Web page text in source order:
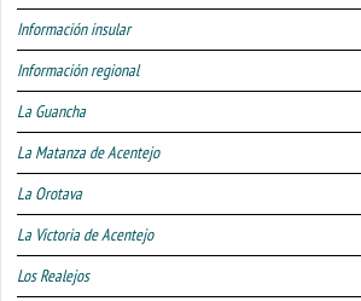
Información insular
Información regional
La Guancha
La Matanza de Acentejo
La Orotava
La Victoria de Acentejo
Los Realejos